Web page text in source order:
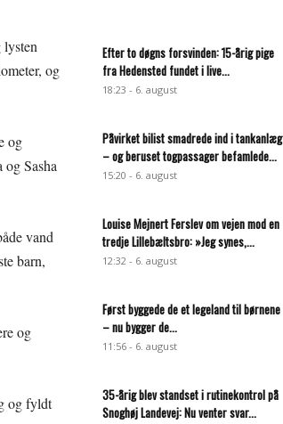
og
og
Sasha
vand
barn,
og
og fyldt
Efter to døgns forsvinden: 15-årig pige
fra Hedensted fundet i live...
18:23 - 6. august
Påvirket bilist smadrede ind i tankanlæg
– og beruset togpassager befamlede...
15:20 - 6. august
Louise Mejnert Ferslev om vejen mod en
tredje Lillebæltsbro: »Jeg synes,...
12:32 - 6. august
Først byggede de et legeland til børnene
– nu bygger de...
11:56 - 6. august
35-årig blev standset i rutinekontrol på
Snoghøj Landevej: Nu venter svar...